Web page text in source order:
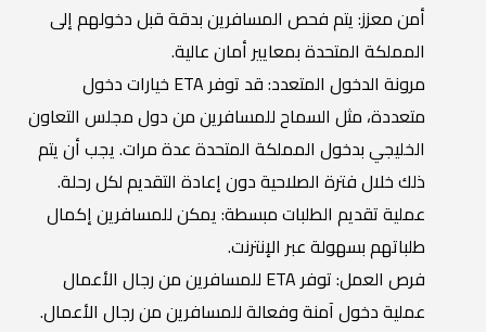
أمن معزز: يتم فحص المسافرين بدقة قبل دخولهم إلى
المملكة المتحدة بمعايير أمان عالية.
مرونة الدخول المتعدد: قد توفر ETA خيارات دخول
متعددة، مثل السماح للمسافرين من دول مجلس التعاون
الخليجي بدخول المملكة المتحدة عدة مرات. يجب أن يتم
ذلك خلال فترة الصلاحية دون إعادة التقديم لكل رحلة.
عملية تقديم الطلبات مبسطة: يمكن للمسافرين إكمال
طلباتهم بسهولة عبر الإنترنت.
فرص العمل: توفر ETA للمسافرين من رجال الأعمال
عملية دخول آمنة وفعالة للمسافرين من رجال الأعمال.